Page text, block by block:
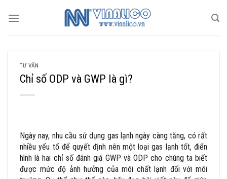
TƯ VẤN
Chỉ số ODP và GWP là gì?
Ngày nay, nhu cầu sử dụng gas lạnh ngày càng tăng, có rất
nhiều yếu tố để quyết định nên một loại gas lạnh tốt, điển
hình là hai chỉ số đánh giá GWP và ODP cho chúng ta biết
được mức độ ảnh hưởng của môi chất lạnh đối với môi